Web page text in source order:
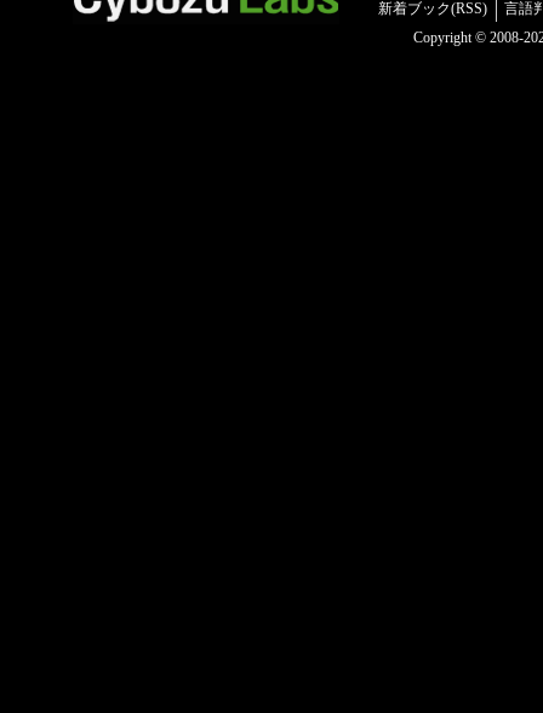
新着ブック(RSS)
言語
Copyright © 2008-